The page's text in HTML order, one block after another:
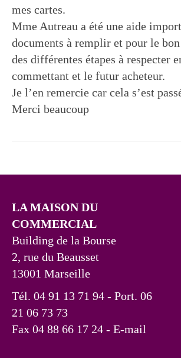
mes cartes.
Mme Autreau a été une aide
documents à remplir et pour le
des différentes étapes à respecter
commettant et le futur acheteur.
Je l’en remercie car cela s’est
Merci beaucoup
LA MAISON DU
COMMERCIAL
Building de la Bourse
2, rue du Beausset
13001 Marseille
Tél. 04 91 13 71 94 - Port. 06
21 06 73 73
Fax 04 88 66 17 24 - E-mail